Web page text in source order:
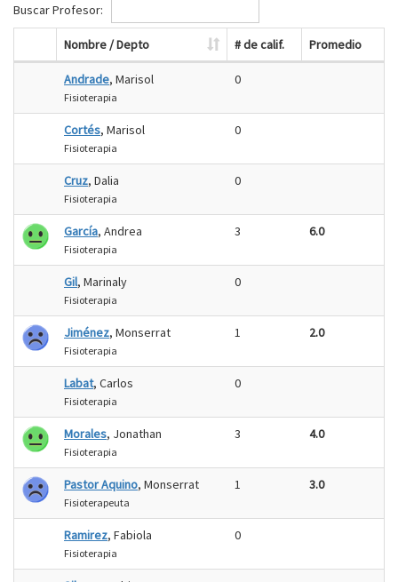
Buscar Profesor:
Nombre / Depto # de calif. Promedio
Andrade, Marisol
Fisioterapia
0
Cortés, Marisol
Fisioterapia
0
Cruz, Dalia
Fisioterapia
0
García, Andrea
Fisioterapia
3 6.0
Gil, Marinaly
Fisioterapia
0
Jiménez, Monserrat
Fisioterapia
1 2.0
Labat, Carlos
Fisioterapia
0
Morales, Jonathan
Fisioterapia
3 4.0
Pastor Aquino, Monserrat
Fisioterapeuta
1 3.0
Ramirez, Fabiola
Fisioterapia
0